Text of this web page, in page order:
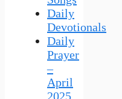
Daily
Devotionals
Daily
Prayer
–
April
2025